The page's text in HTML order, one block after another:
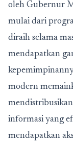
oleh Gubernur
mulai dari
diraih selama
mendapatkan
modern
informasi yang
mendapatkan